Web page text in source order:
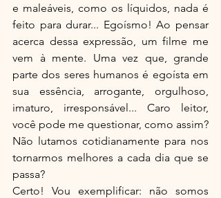
e maleáveis, como os líquidos, nada é
feito para durar... Egoísmo! Ao pensar
acerca dessa expressão, um filme me
vem à mente. Uma vez que, grande
parte dos seres humanos é egoísta em
sua essência, arrogante, orgulhoso,
imaturo, irresponsável... Caro leitor,
você pode me questionar, como assim?
Não lutamos cotidianamente para nos
tornarmos melhores a cada dia que se
passa?
Certo! Vou exemplificar: não somos